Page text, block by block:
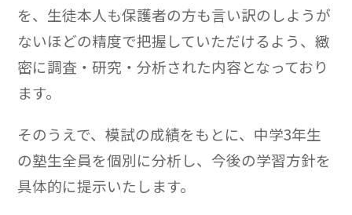
を、生徒本人も保護者の方も言い訳のしようが
ないほどの精度で把握していただけるよう、緻
密に調査・研究・分析された内容となっており
ます。
そのうえで、模試の成績をもとに、中学3年生
の塾生全員を個別に分析し、今後の学習方針を
具体的に提示いたします。